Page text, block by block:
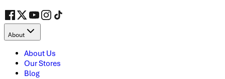
About
About Us
Our Stores
Blog